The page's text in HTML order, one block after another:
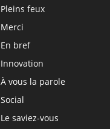
Pleins feux
Merci
En bref
Innovation
À vous la parole
Social
Le saviez-vous